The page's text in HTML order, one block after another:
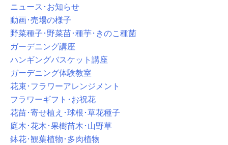
ニュース･お知らせ
動画･売場の様子
野菜種子･野菜苗･種芋･きのこ種菌
ガーデニング講座
ハンギングバスケット講座
ガーデニング体験教室
花束･フラワーアレンジメント
フラワーギフト･お祝花
花苗･寄せ植え･球根･草花種子
庭木･花木･果樹苗木･山野草
鉢花･観葉植物･多肉植物